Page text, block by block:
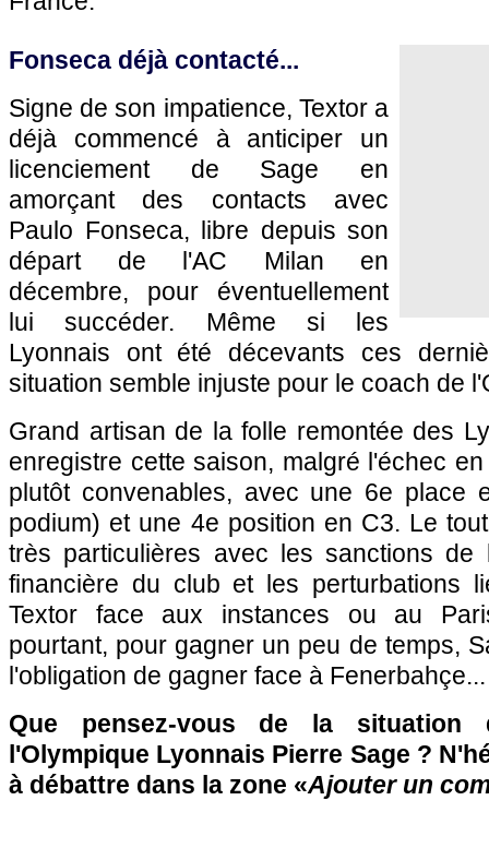
Fonseca déjà contacté...
Signe de son impatience, Textor a
déjà commencé à anticiper un
licenciement de Sage en
amorçant des contacts avec
Paulo Fonseca, libre depuis son
départ de l'AC Milan en
décembre, pour éventuellement
lui succéder. Même si les
Lyonnais ont été décevants ces
situation semble injuste pour le coach de
Grand artisan de la folle remontée des
enregistre cette saison, malgré l'échec
plutôt convenables, avec une 6e place
podium) et une 4e position en C3. Le
très particulières avec les sanctions de
financière du club et les perturbations
Textor face aux instances ou au
pourtant, pour gagner un peu de temps,
l'obligation de gagner face à Fenerbahçe...
Que pensez-vous de la situation
l'Olympique Lyonnais Pierre Sage ?
à débattre dans la zone «Ajouter un